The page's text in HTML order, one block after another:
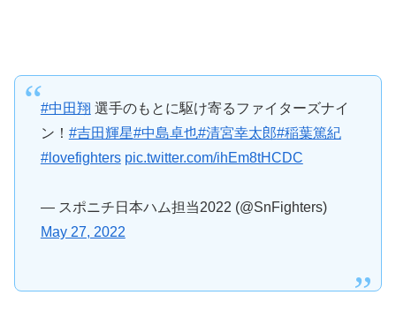
#中田翔 選手のもとに駆け寄るファイターズナイ
ン！ #吉田輝星#中島卓也#清宮幸太郎#稲葉篤紀
#lovefighters pic.twitter.com/ihEm8tHCDC
— スポニチ日本ハム担当2022 (@SnFighters)
May 27, 2022